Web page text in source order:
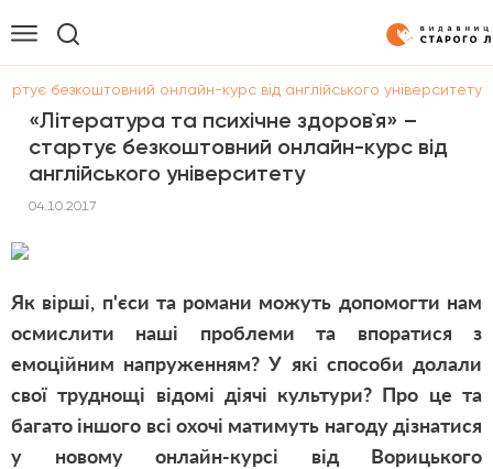
безкоштовний онлайн-курс від англійського університету
«Література та психічне здоров`я» –
стартує безкоштовний онлайн-курс від
англійського університету
04.10.2017
Як вірші, п'єси та романи можуть допомогти нам
осмислити наші проблеми та впоратися з
емоційним напруженням? У які способи долали
свої труднощі відомі діячі культури? Про це та
багато іншого всі охочі матимуть нагоду дізнатися
у новому онлайн-курсі від Ворицького